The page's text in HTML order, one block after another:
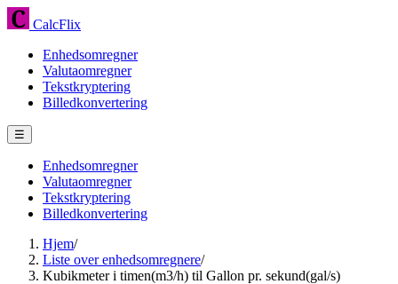
CalcFlix
Enhedsomregner
Valutaomregner
Tekstkryptering
Billedkonvertering
☰
Enhedsomregner
Valutaomregner
Tekstkryptering
Billedkonvertering
Hjem/
Liste over enhedsomregnere/
Kubikmeter i timen(m3/h) til Gallon pr. sekund(gal/s)